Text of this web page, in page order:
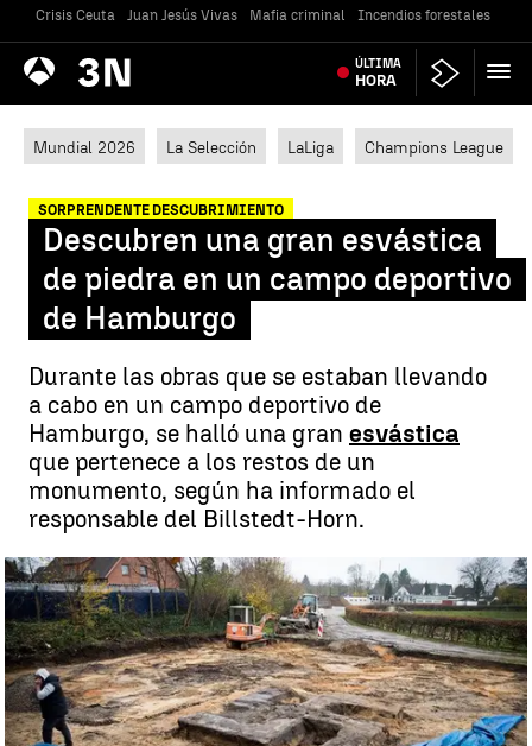
Crisis Ceuta Juan Jesús Vivas Mafia criminal Incendios forestales
Antena
3 Noticias ÚLTIMA
HORA
Mundial 2026 La Selección LaLiga Champions League
SORPRENDENTE DESCUBRIMIENTO
Descubren una gran esvástica
de piedra en un campo deportivo
de Hamburgo
Durante las obras que se estaban llevando
a cabo en un campo deportivo de
Hamburgo, se halló una gran esvástica
que pertenece a los restos de un
monumento, según ha informado el
responsable del Billstedt-Horn.